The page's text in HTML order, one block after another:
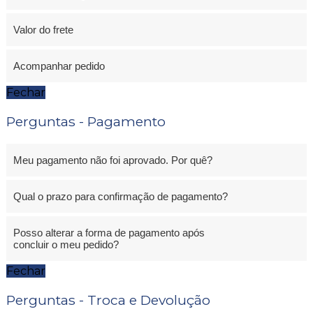
Valor do frete
Acompanhar pedido
Fechar
Perguntas - Pagamento
Meu pagamento não foi aprovado. Por quê?
Qual o prazo para confirmação de pagamento?
Posso alterar a forma de pagamento após
concluir o meu pedido?
Fechar
Perguntas - Troca e Devolução